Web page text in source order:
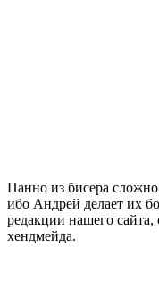
Панно из бисера
ибо Андрей делает их
редакции нашего
хендмейда.